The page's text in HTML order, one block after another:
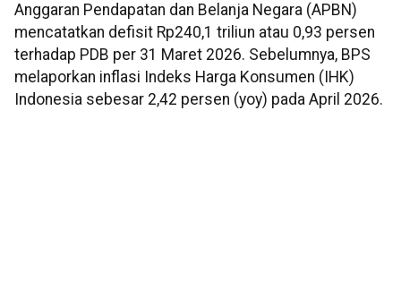
Anggaran Pendapatan dan Belanja Negara (APBN)
mencatatkan defisit Rp240,1 triliun atau 0,93 persen
terhadap PDB per 31 Maret 2026. Sebelumnya, BPS
melaporkan inflasi Indeks Harga Konsumen (IHK)
Indonesia sebesar 2,42 persen (yoy) pada April 2026.